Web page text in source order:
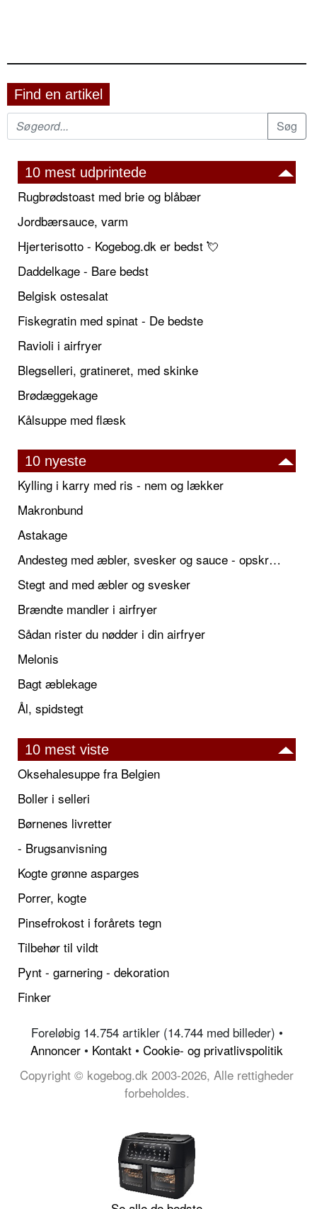
Find en artikel
10 mest udprintede
Rugbrødstoast med brie og blåbær
Jordbærsauce, varm
Hjerterisotto - Kogebog.dk er bedst 💘
Daddelkage - Bare bedst
Belgisk ostesalat
Fiskegratin med spinat - De bedste
Ravioli i airfryer
Blegselleri, gratineret, med skinke
Brødæggekage
Kålsuppe med flæsk
10 nyeste
Kylling i karry med ris - nem og lækker
Makronbund
Astakage
Andesteg med æbler, svesker og sauce - opskrift også til jul
Stegt and med æbler og svesker
Brændte mandler i airfryer
Sådan rister du nødder i din airfryer
Melonis
Bagt æblekage
Ål, spidstegt
10 mest viste
Oksehalesuppe fra Belgien
Boller i selleri
Børnenes livretter
- Brugsanvisning
Kogte grønne asparges
Porrer, kogte
Pinsefrokost i forårets tegn
Tilbehør til vildt
Pynt - garnering - dekoration
Finker
Foreløbig 14.754 artikler (14.744 med billeder) •
Annoncer • Kontakt • Cookie- og privatlivspolitik
Copyright © kogebog.dk 2003-2026, Alle rettigheder
forbeholdes.